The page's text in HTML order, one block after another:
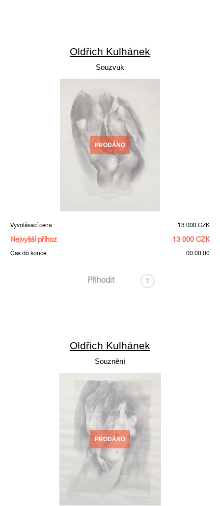
Oldřich Kulhánek
Souzvuk
PRODÁNO
Vyvolávací cena 13 000 CZK
Nejvyšší příhoz 13 000 CZK
Čas do konce 00:00:00
Přihodit ?
Oldřich Kulhánek
Souznění
PRODÁNO